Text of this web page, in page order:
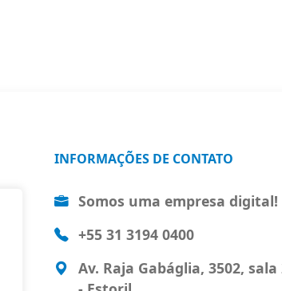
INFORMAÇÕES DE CONTATO
Somos uma empresa digital!
+55 31 3194 0400
Av. Raja Gabáglia, 3502, sala